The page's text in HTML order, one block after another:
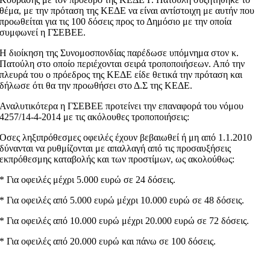
θέμα, με την πρόταση της ΚΕΔΕ να είναι αντίστοιχη με αυτήν που
προωθείται για τις 100 δόσεις προς το Δημόσιο με την οποία
συμφωνεί η ΓΣΕΒΕΕ.
Η διοίκηση της Συνομοσπονδίας παρέδωσε υπόμνημα στον κ.
Πατούλη στο οποίο περιέχονται σειρά τροποποιήσεων. Από την
πλευρά του ο πρόεδρος της ΚΕΔΕ είδε θετικά την πρόταση και
δήλωσε ότι θα την προωθήσει στο Δ.Σ της ΚΕΔΕ.
Αναλυτικότερα η ΓΣΕΒΕΕ προτείνει την επαναφορά του νόμου
4257/14-4-2014 με τις ακόλουθες τροποποιήσεις:
Οσες ληξιπρόθεσμες οφειλές έχουν βεβαιωθεί ή μη από 1.1.2010
δύνανται να ρυθμίζονται με απαλλαγή από τις προσαυξήσεις
εκπρόθεσμης καταβολής και των προστίμων, ως ακολούθως:
* Για οφειλές μέχρι 5.000 ευρώ σε 24 δόσεις.
* Για οφειλές από 5.000 ευρώ μέχρι 10.000 ευρώ σε 48 δόσεις.
* Για οφειλές από 10.000 ευρώ μέχρι 20.000 ευρώ σε 72 δόσεις.
* Για οφειλές από 20.000 ευρώ και πάνω σε 100 δόσεις.